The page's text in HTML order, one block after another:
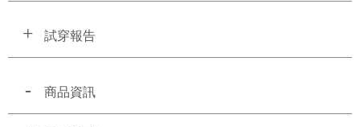
試穿報告
商品資訊